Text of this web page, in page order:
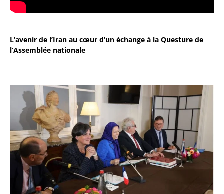
L’avenir de l’Iran au cœur d’un échange à la Questure de
l’Assemblée nationale